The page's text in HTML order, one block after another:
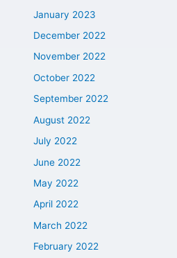
January 2023
December 2022
November 2022
October 2022
September 2022
August 2022
July 2022
June 2022
May 2022
April 2022
March 2022
February 2022